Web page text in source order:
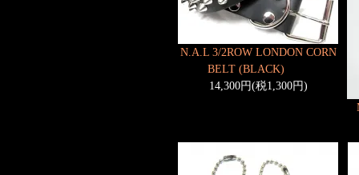
N.A.L 3/2ROW LONDON CORN
BELT (BLACK)
14,300円(税1,300円)